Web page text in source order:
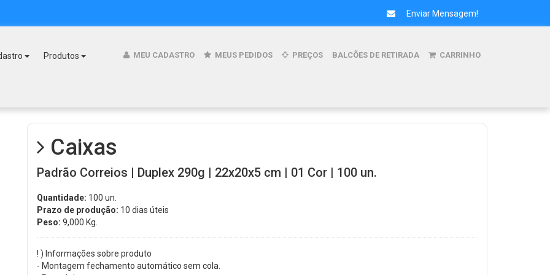
Enviar Mensagem!
Produtos MEU CADASTRO MEUS PEDIDOS PREÇOS BALCÕES DE RETIRADA CARRINHO
Caixas
Padrão Correios | Duplex 290g | 22x20x5 cm | 01 Cor | 100 un.
Quantidade: 100 un.
Prazo de produção: 10 dias úteis
Peso: 9,000 Kg.
! ) Informações sobre produto
- Montagem fechamento automático sem cola.